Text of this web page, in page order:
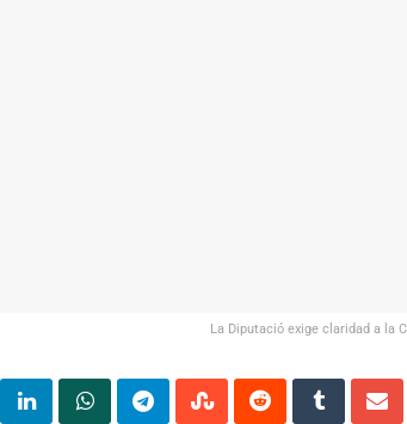
La Diputació exige claridad a la